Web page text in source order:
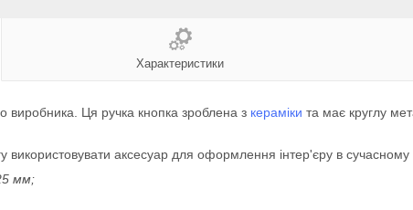
Характеристики
виробника. Ця ручка кнопка зроблена з кераміки та має круглу
аксесуар для оформлення інтер'єру в сучасному
мм;